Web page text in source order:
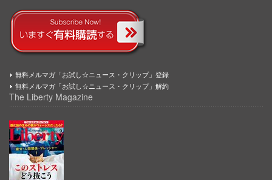
無料メルマガ「お試し☆ニュース・クリップ」登録
無料メルマガ「お試し☆ニュース・クリップ」解約
The Liberty Magazine